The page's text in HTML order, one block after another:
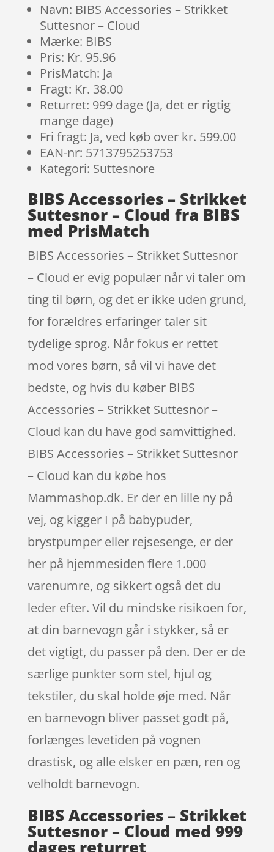
Navn: BIBS Accessories – Strikket
Suttesnor – Cloud
Mærke: BIBS
Pris: Kr. 95.96
PrisMatch: Ja
Fragt: Kr. 38.00
Returret: 999 dage (Ja, det er rigtig
mange dage)
Fri fragt: Ja, ved køb over kr. 599.00
EAN-nr: 5713795253753
Kategori: Suttesnore
BIBS Accessories – Strikket
Suttesnor – Cloud fra BIBS
med PrisMatch
BIBS Accessories – Strikket Suttesnor
– Cloud er evig populær når vi taler om
ting til børn, og det er ikke uden grund,
for forældres erfaringer taler sit
tydelige sprog. Når fokus er rettet
mod vores børn, så vil vi have det
bedste, og hvis du køber BIBS
Accessories – Strikket Suttesnor –
Cloud kan du have god samvittighed.
BIBS Accessories – Strikket Suttesnor
– Cloud kan du købe hos
Mammashop.dk. Er der en lille ny på
vej, og kigger I på babypuder,
brystpumper eller rejsesenge, er der
her på hjemmesiden flere 1.000
varenumre, og sikkert også det du
leder efter. Vil du mindske risikoen for,
at din barnevogn går i stykker, så er
det vigtigt, du passer på den. Der er de
særlige punkter som stel, hjul og
tekstiler, du skal holde øje med. Når
en barnevogn bliver passet godt på,
forlænges levetiden på vognen
drastisk, og alle elsker en pæn, ren og
velholdt barnevogn.
BIBS Accessories – Strikket
Suttesnor – Cloud med 999
dages returret